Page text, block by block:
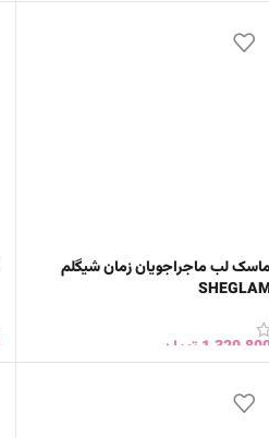
لب ماجراجویان زمان شیگلم
تومان